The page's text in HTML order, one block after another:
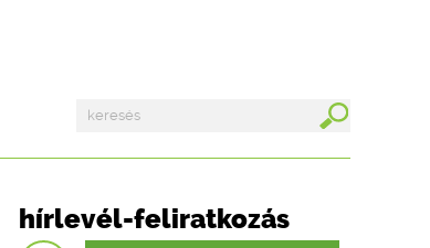
hírlevél-feliratkozás